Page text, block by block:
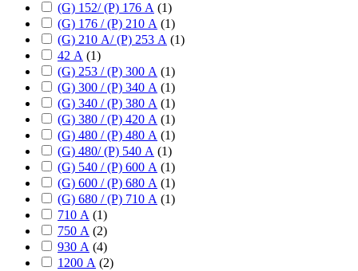
(G) 152/ (P) 176 А (1)
(G) 176 / (P) 210 А (1)
(G) 210 А/ (P) 253 А (1)
42 А (1)
(G) 253 / (P) 300 А (1)
(G) 300 / (P) 340 А (1)
(G) 340 / (P) 380 А (1)
(G) 380 / (P) 420 А (1)
(G) 480 / (P) 480 А (1)
(G) 480/ (P) 540 А (1)
(G) 540 / (P) 600 А (1)
(G) 600 / (P) 680 А (1)
(G) 680 / (P) 710 А (1)
710 А (1)
750 А (2)
930 А (4)
1200 А (2)